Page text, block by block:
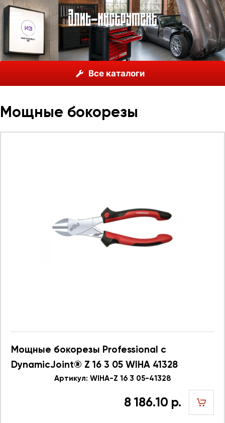
Все каталоги
Инструмент Wiha, Германия
Шарнирно-губцевый инструмент
Мощные бокорезы
Мощные бокорезы
Мощные бокорезы Professional с
DynamicJoint® Z 16 3 05 WIHA 41328
Артикул: WIHA-Z 16 3 05-41328
8 186.10 р.